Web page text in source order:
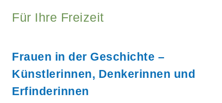
Für Ihre Freizeit
Frauen in der Geschichte –
Künstlerinnen, Denkerinnen und
Erfinderinnen